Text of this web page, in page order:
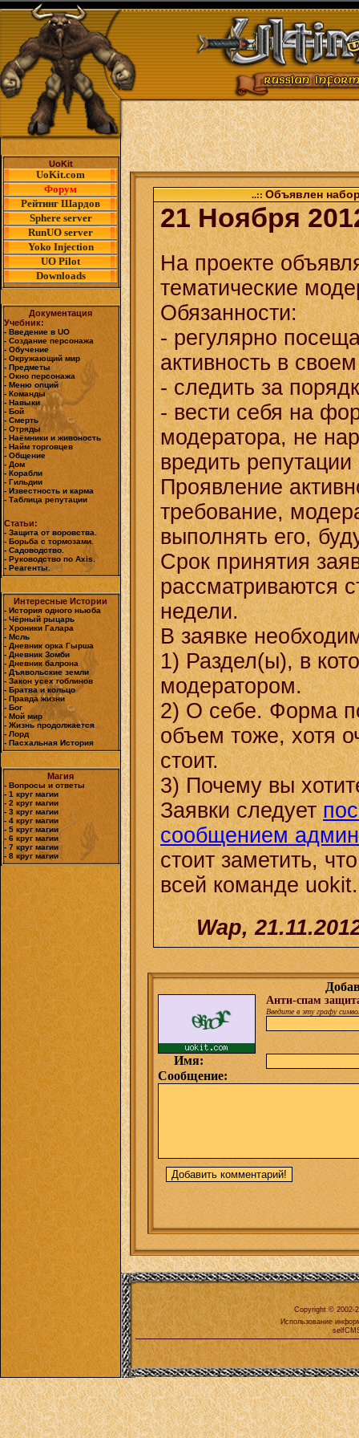
UoKit
UoKit.com
Форум
Рейтинг Шардов
Sphere server
RunUO server
Yoko Injection
UO Pilot
Downloads
Документация
Учебник:
- Введение в UO
- Создание персонажа
- Обучение
- Окружающий мир
- Предметы
- Окно персонажа
- Меню опций
- Команды
- Навыки
- Бой
- Смерть
- Отряды
- Наёмники и живоность
- Найм торговцев
- Общение
- Дом
- Корабли
- Гильдии
- Известность и карма
- Таблица репутации
Статьи:
- Защита от воровства.
- Борьба с тормозами.
- Садоводство.
- Руководство по Axis.
- Реагенты.
Интересные Истории
- История одного ньюба
- Чёрный рыцарь
- Хроники Галара
- Мсль
- Дневник орка Гырша
- Дневник Зомби
- Дневник балрона
- Дъявольские земли
- Закон усех гоблинов
- Братва и кольцо
- Правда жизни
- Бог
- Мой мир
- Жизнь продолжается
- Лорд
- Пасхальная История
Магия
- Вопросы и ответы
- 1 круг магии
- 2 круг магии
- 3 круг магии
- 4 круг магии
- 5 круг магии
- 6 круг магии
- 7 круг магии
- 8 круг магии
..::Объявлен
21 Ноября
На проекте
тематические
Обязанности:
- регулярно
активность в
- следить за
- вести себя на
модератора, не
вредить
Проявление
требование,
выполнять его,
Срок принятия
рассматриваются
недели.
В заявке
1) Раздел(ы), в
модератором.
2) О себе. Форма
объем тоже, хотя
стоит.
3) Почему вы
Заявки следует
сообщением
стоит заметить,
всей команде
Wap,
Анти-спам
Введите в эту графу
Имя:
Сообщение:
Copyright © 2002-
Использование